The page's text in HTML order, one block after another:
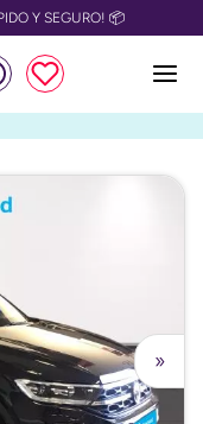
Y SEGURO! 📦
»